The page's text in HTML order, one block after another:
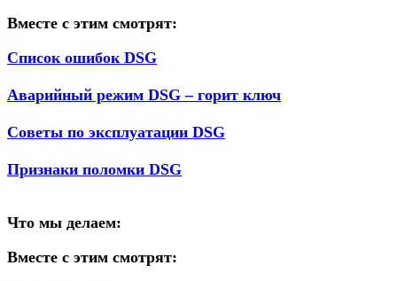
Вместе с этим смотрят:
Список ошибок DSG
Аварийный режим DSG – горит ключ
Советы по эксплуатации DSG
Признаки поломки DSG
Что мы делаем:
Вместе с этим смотрят: